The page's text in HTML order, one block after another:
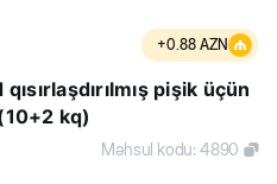
+0.88 AZN
pişik üçün
kq)
Məhsul kodu:4890